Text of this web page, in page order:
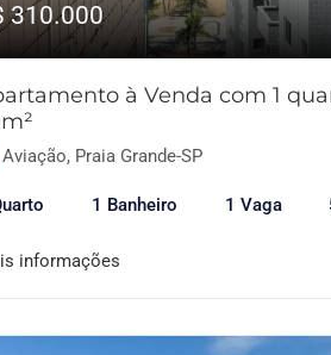
310.000
à Venda com 1
Aviação, Praia Grande-SP
1 Banheiro 1 Vaga
informações